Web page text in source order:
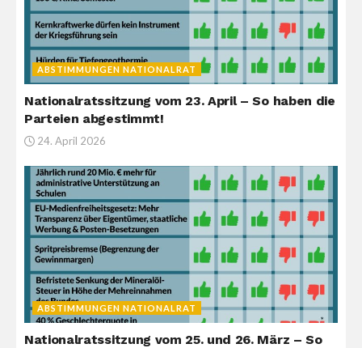
ABSTIMMUNGEN NATIONALRAT
Nationalratssitzung vom 23. April – So haben die
Parteien abgestimmt!
24. April 2026
ABSTIMMUNGEN NATIONALRAT
Nationalratssitzung vom 25. und 26. März – So